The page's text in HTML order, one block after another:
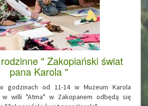
" Zakopiański świat
pana Karola "
godzinach od 11-14 w Muzeum Karola
w willi "Atma" w Zakopanem odbędą się